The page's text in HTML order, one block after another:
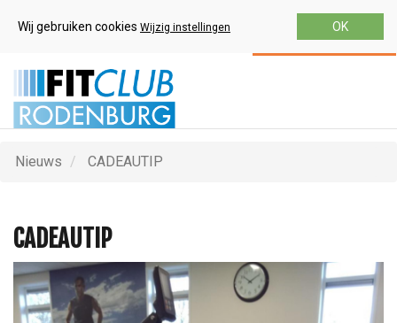
Wij gebruiken cookies Wijzig instellingen OK
Nieuws CADEAUTIP
CADEAUTIP
Gratis Proefles